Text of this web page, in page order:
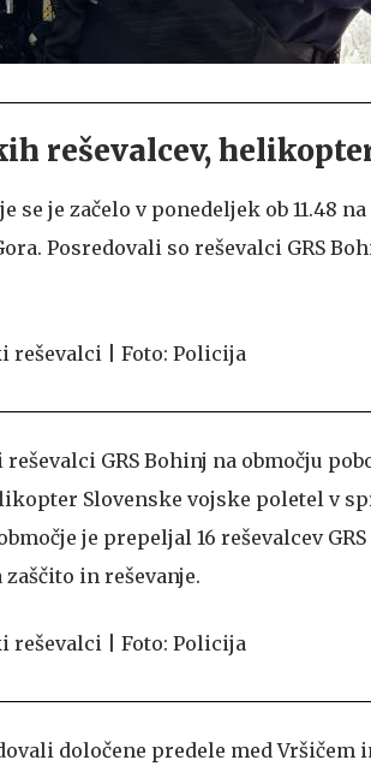
reševalcev,
se je začelo v ponedeljek ob 11.48
Posredovali so reševalci GRS
GRS Bohinj na območju
Slovenske vojske poletel v
je prepeljal 16 reševalcev
in reševanje.
določene predele med Vršičem